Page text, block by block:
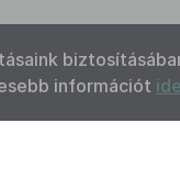
információt ide